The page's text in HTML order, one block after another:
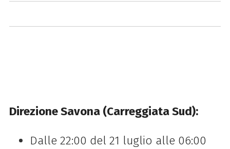
Direzione Savona (Carreggiata Sud):
Dalle 22:00 del 21 luglio alle 06:00